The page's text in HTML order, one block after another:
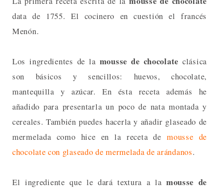
data de 1755. El cocinero en cuestión el francés
Menón.
Los ingredientes de la mousse de chocolate clásica
son básicos y sencillos: huevos, chocolate,
mantequilla y azúcar. En ésta receta además he
añadido para presentarla un poco de nata montada y
cereales. También puedes hacerla y añadir glaseado de
mermelada como hice en la receta demousse de
chocolate con glaseado de mermelada de arándanos.
El ingrediente que le dará textura a la mousse de